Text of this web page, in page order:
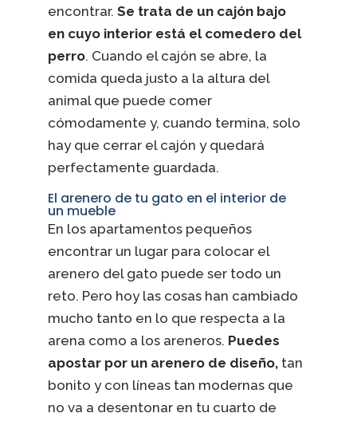
encontrar. Se trata de un cajón bajo
en cuyo interior está el comedero del
perro. Cuando el cajón se abre, la
comida queda justo a la altura del
animal que puede comer
cómodamente y, cuando termina, solo
hay que cerrar el cajón y quedará
perfectamente guardada.
El arenero de tu gato en el interior de
un mueble
En los apartamentos pequeños
encontrar un lugar para colocar el
arenero del gato puede ser todo un
reto. Pero hoy las cosas han cambiado
mucho tanto en lo que respecta a la
arena como a los areneros. Puedes
apostar por un arenero de diseño,tan
bonito y con líneas tan modernas que
no va a desentonar en tu cuarto de